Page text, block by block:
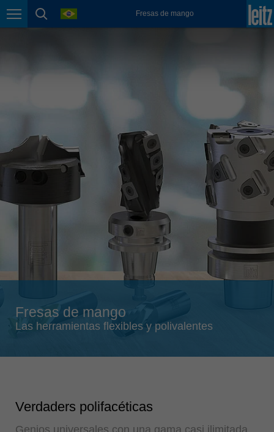
Page navigation
page search
language Fresas de mango
México
Österreich
Polska
Portugal
português
România
Română
Schweiz
français
Slovenija
Suomi
english
Fresas de mango
Las herramientas flexibles y polivalentes
Verdaders polifacéticas
Genios universales con una gama casi ilimitada